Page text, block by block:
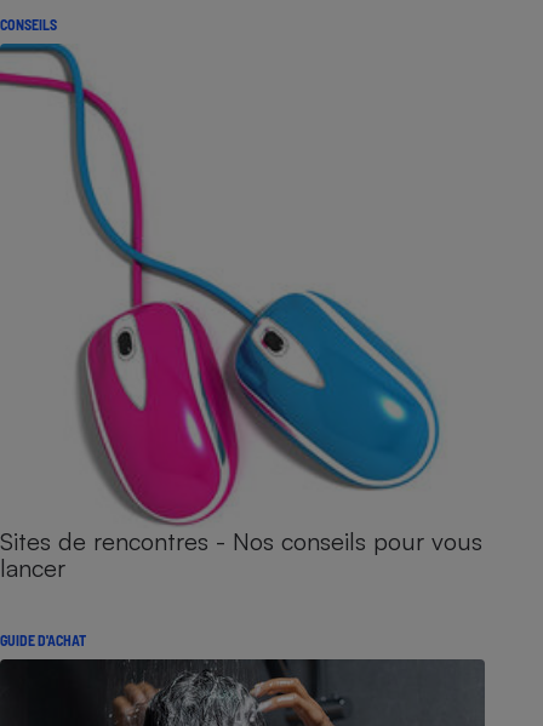
CONSEILS
Sites de rencontres - Nos conseils pour vous
lancer
GUIDE D'ACHAT